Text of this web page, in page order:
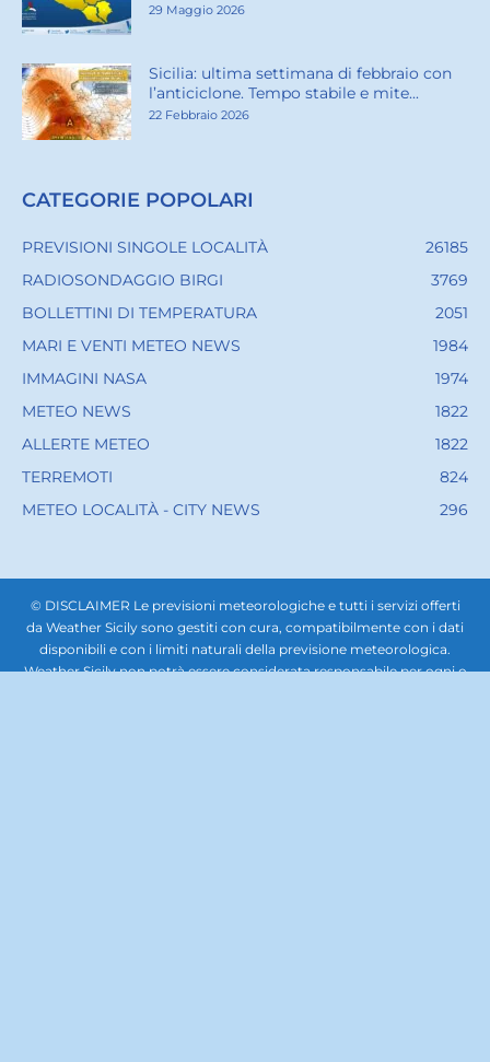
29 Maggio 2026
Sicilia: ultima settimana di febbraio con
l’anticiclone. Tempo stabile e mite...
22 Febbraio 2026
CATEGORIE POPOLARI
PREVISIONI SINGOLE LOCALITÀ
26185
RADIOSONDAGGIO BIRGI
3769
BOLLETTINI DI TEMPERATURA
2051
MARI E VENTI METEO NEWS
1984
IMMAGINI NASA
1974
METEO NEWS
1822
ALLERTE METEO
1822
TERREMOTI
824
METEO LOCALITÀ - CITY NEWS
296
© DISCLAIMER Le previsioni meteorologiche e tutti i servizi offerti
da Weather Sicily sono gestiti con cura, compatibilmente con i dati
disponibili e con i limiti naturali della previsione meteorologica.
Weather Sicily non potrà essere considerata responsabile per ogni o